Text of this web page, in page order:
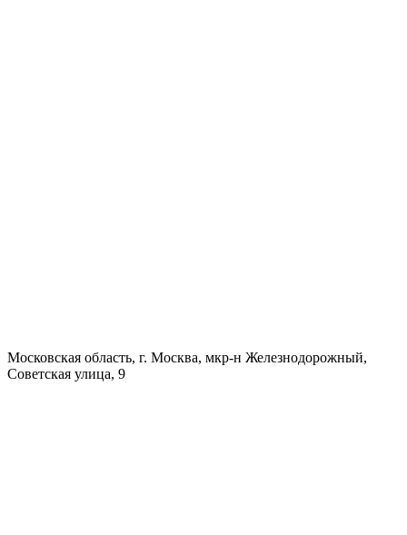
Московская область, г. Москва, мкр-н Железнодорожный,
Советская улица, 9